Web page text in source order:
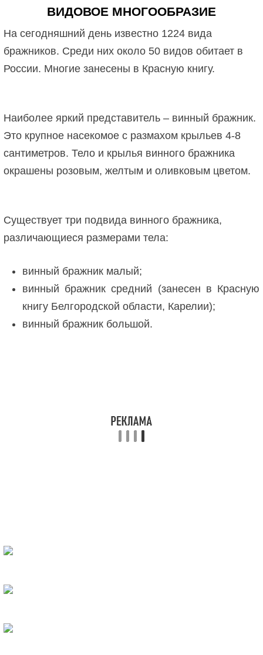
ВИДОВОЕ МНОГООБРАЗИЕ
На сегодняшний день известно 1224 вида
бражников. Среди них около 50 видов обитает в
России. Многие занесены в Красную книгу.
Наиболее яркий представитель – винный бражник.
Это крупное насекомое с размахом крыльев 4-8
сантиметров. Тело и крылья винного бражника
окрашены розовым, желтым и оливковым цветом.
Существует три подвида винного бражника,
различающиеся размерами тела:
винный бражник малый;
винный бражник средний (занесен в Красную
книгу Белгородской области, Карелии);
винный бражник большой.